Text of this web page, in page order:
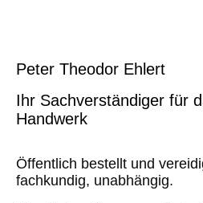
Peter Theodor Ehlert
Ihr Sachverständiger für
Handwerk
Öffentlich bestellt und
fachkundig, unabhängig.